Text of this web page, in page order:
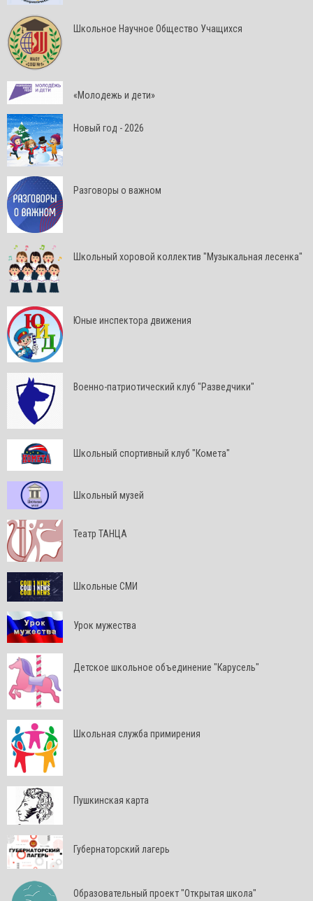
Школьное Научное Общество Учащихся
«Молодежь и дети»
Новый год - 2026
Разговоры о важном
Школьный хоровой коллектив "Музыкальная лесенка"
Юные инспектора движения
Военно-патриотический клуб "Разведчики"
Школьный спортивный клуб "Комета"
Школьный музей
Театр ТАНЦА
Школьные СМИ
Урок мужества
Детское школьное объединение "Карусель"
Школьная служба примирения
Пушкинская карта
Губернаторский лагерь
Образовательный проект "Открытая школа"